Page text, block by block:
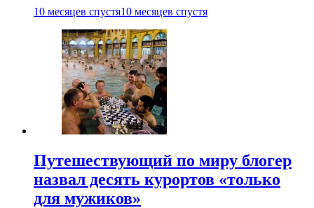
10 месяцев спустя10 месяцев спустя
Путешествующий по миру блогер
назвал десять курортов «только
для мужиков»